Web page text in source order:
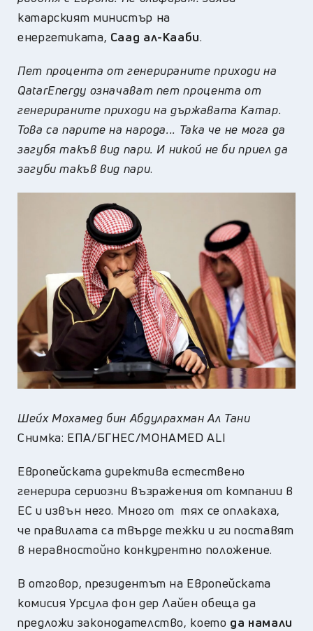
катарският министър на
енергетиката, Саад ал-Кааби.
Пет процента от генерираните приходи на
QatarEnergy означават пет процента от
генерираните приходи на държавата Катар.
Това са парите на народа... Така че не мога да
загубя такъв вид пари. И никой не би приел да
загуби такъв вид пари.
Шейх Мохамед бин Абдулрахман Ал Тани
Снимка: ЕПА/БГНЕС/MOHAMED ALI
Европейската директива естествено
генерира сериозни възражения от компании в
ЕС и извън него. Много от тях се оплакаха,
че правилата са твърде тежки и ги поставят
в неравностойно конкурентно положение.
В отговор, президентът на Европейската
комисия Урсула фон дер Лайен обеща да
предложи законодателство, което да намали